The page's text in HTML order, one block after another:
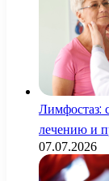
Лимфостаз:
лечению и
07.07.2026